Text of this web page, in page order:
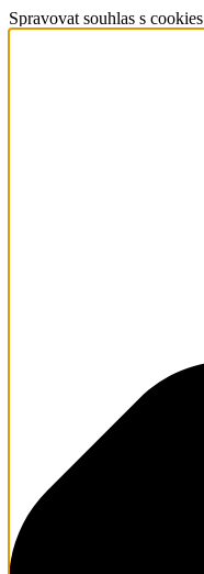
Spravovat souhlas s cookies